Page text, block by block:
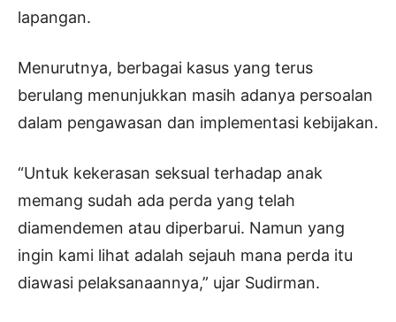
lapangan.
Menurutnya, berbagai kasus yang terus
berulang menunjukkan masih adanya persoalan
dalam pengawasan dan implementasi kebijakan.
“Untuk kekerasan seksual terhadap anak
memang sudah ada perda yang telah
diamendemen atau diperbarui. Namun yang
ingin kami lihat adalah sejauh mana perda itu
diawasi pelaksanaannya,” ujar Sudirman.